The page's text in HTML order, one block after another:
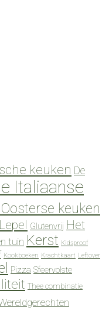
keuken De
Italiaanse
keuken
Glutenvrij Het
tuin Kerst Kidsproof
Kookboeken Krachtkaart Leftover
Pizza Sfeervolste
Thee combinatie